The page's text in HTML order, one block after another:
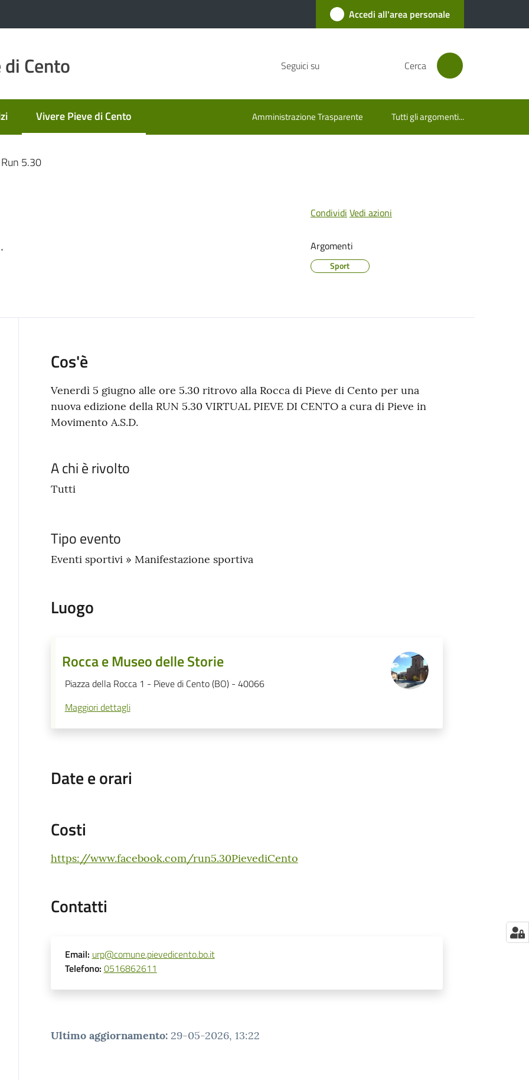
Accedi all'area personale
Cento Seguici su Cerca
Vivere Pieve di Cento
Menu selezionato Amministrazione Trasparente Tutti gli argomenti...
Run 5.30
Condividi Vedi azioni
Argomenti
Sport
Cos'è
Venerdì 5 giugno alle ore 5.30 ritrovo alla Rocca di Pieve di Cento per una
nuova edizione della RUN 5.30 VIRTUAL PIEVE DI CENTO a cura di Pieve in
Movimento A.S.D.
A chi è rivolto
Tutti
Tipo evento
Eventi sportivi » Manifestazione sportiva
Luogo
Rocca e Museo delle Storie
Piazza della Rocca 1 - Pieve di Cento (BO) - 40066
Maggiori dettagli
Date e orari
Costi
https://www.facebook.com/run5.30PievediCento
Contatti
Email: urp@comune.pievedicento.bo.it
Telefono: 0516862611
Ultimo aggiornamento: 29-05-2026, 13:22